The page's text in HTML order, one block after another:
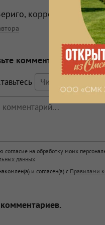
, корреспондент
комментарий
HTML
<strong>, <u>, <i>, <em>,
<code>
согласие на обработку моих
данных.
и согласен(а) с Правилами